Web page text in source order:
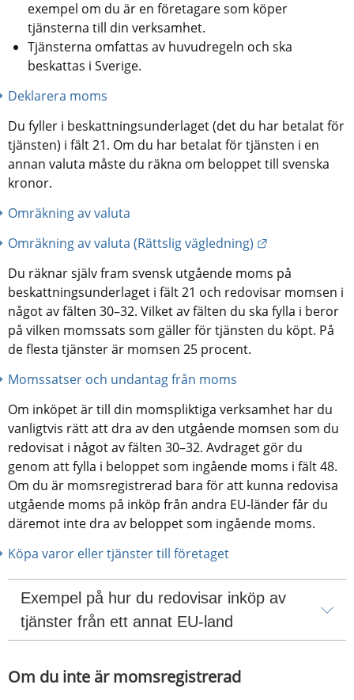
exempel om du är en företagare som köper
tjänsterna till din verksamhet.
Tjänsterna omfattas av huvudregeln och ska
beskattas i Sverige.
Deklarera moms
Du fyller i beskattningsunderlaget (det du har betalat för
tjänsten) i fält 21. Om du har betalat för tjänsten i en
annan valuta måste du räkna om beloppet till svenska
kronor.
Omräkning av valuta
Omräkning av valuta (Rättslig vägledning)
Du räknar själv fram svensk utgående moms på
beskattningsunderlaget i fält 21 och redovisar momsen i
något av fälten 30–32. Vilket av fälten du ska fylla i beror
på vilken momssats som gäller för tjänsten du köpt. På
de flesta tjänster är momsen 25 procent.
Momssatser och undantag från moms
Om inköpet är till din momspliktiga verksamhet har du
vanligtvis rätt att dra av den utgående momsen som du
redovisat i något av fälten 30–32. Avdraget gör du
genom att fylla i beloppet som ingående moms i fält 48.
Om du är momsregistrerad bara för att kunna redovisa
utgående moms på inköp från andra EU-länder får du
däremot inte dra av beloppet som ingående moms.
Köpa varor eller tjänster till företaget
Exempel på hur du redovisar inköp av
tjänster från ett annat EU-land
Om du inte är momsregistrerad